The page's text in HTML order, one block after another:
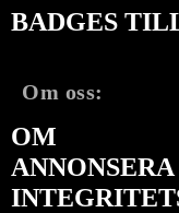
BADGES
Om oss:
OM
ANNONSERA